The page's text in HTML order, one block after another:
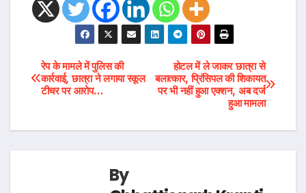
Post
navigation
होटल में ले जाकर छात्रा से
बलात्कार, प्रिंसिपल की शिकायत
पर भी नहीं हुआ एक्शन, अब दर्ज
हुआ मामला
रेप के मामले में पुलिस की
कार्रवाई, छात्रा ने लगाया स्कूल
टीचर पर आरोप…
By